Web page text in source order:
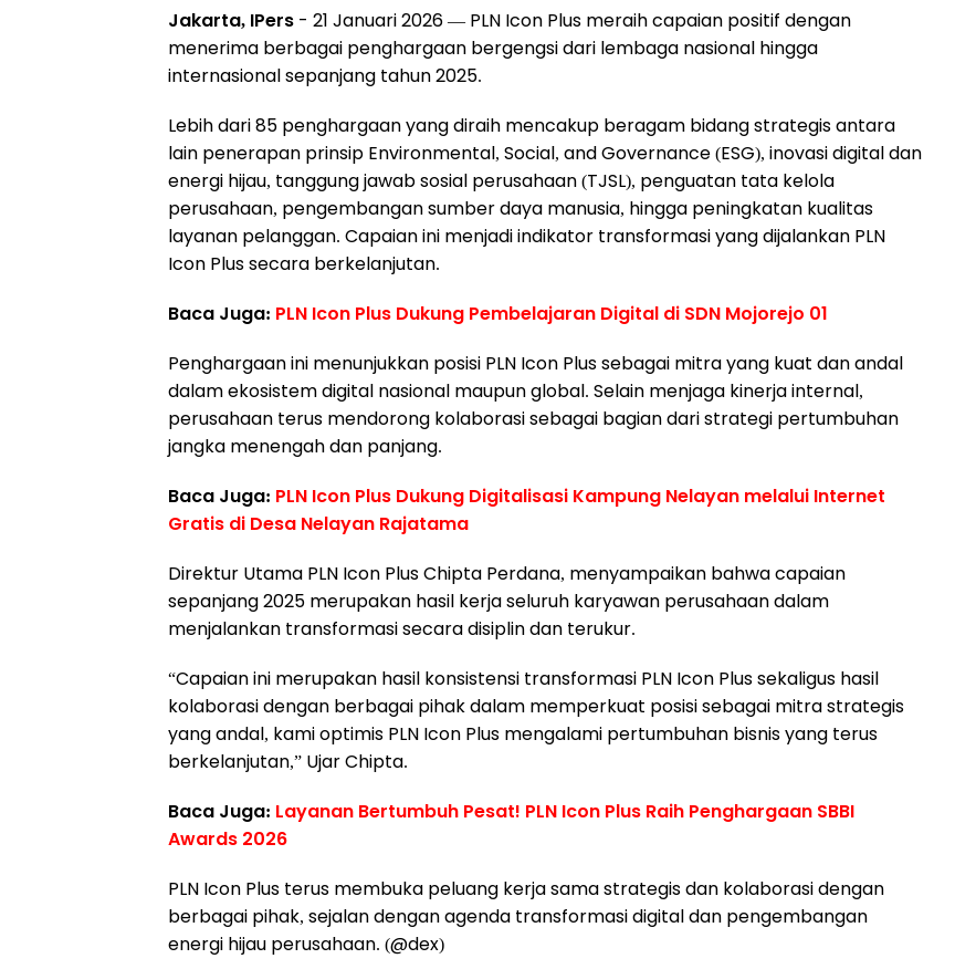
Jakarta, IPers - 21 Januari 2026 — PLN Icon Plus meraih capaian positif dengan
menerima berbagai penghargaan bergengsi dari lembaga nasional hingga
internasional sepanjang tahun 2025.
Lebih dari 85 penghargaan yang diraih mencakup beragam bidang strategis antara
lain penerapan prinsip Environmental, Social, and Governance (ESG), inovasi digital dan
energi hijau, tanggung jawab sosial perusahaan (TJSL), penguatan tata kelola
perusahaan, pengembangan sumber daya manusia, hingga peningkatan kualitas
layanan pelanggan. Capaian ini menjadi indikator transformasi yang dijalankan PLN
Icon Plus secara berkelanjutan.
Baca Juga: PLN Icon Plus Dukung Pembelajaran Digital di SDN Mojorejo 01
Penghargaan ini menunjukkan posisi PLN Icon Plus sebagai mitra yang kuat dan andal
dalam ekosistem digital nasional maupun global. Selain menjaga kinerja internal,
perusahaan terus mendorong kolaborasi sebagai bagian dari strategi pertumbuhan
jangka menengah dan panjang.
Baca Juga: PLN Icon Plus Dukung Digitalisasi Kampung Nelayan melalui Internet
Gratis di Desa Nelayan Rajatama
Direktur Utama PLN Icon Plus Chipta Perdana, menyampaikan bahwa capaian
sepanjang 2025 merupakan hasil kerja seluruh karyawan perusahaan dalam
menjalankan transformasi secara disiplin dan terukur.
“Capaian ini merupakan hasil konsistensi transformasi PLN Icon Plus sekaligus hasil
kolaborasi dengan berbagai pihak dalam memperkuat posisi sebagai mitra strategis
yang andal, kami optimis PLN Icon Plus mengalami pertumbuhan bisnis yang terus
berkelanjutan,” Ujar Chipta.
Baca Juga: Layanan Bertumbuh Pesat! PLN Icon Plus Raih Penghargaan SBBI
Awards 2026
PLN Icon Plus terus membuka peluang kerja sama strategis dan kolaborasi dengan
berbagai pihak, sejalan dengan agenda transformasi digital dan pengembangan
energi hijau perusahaan. (@dex)